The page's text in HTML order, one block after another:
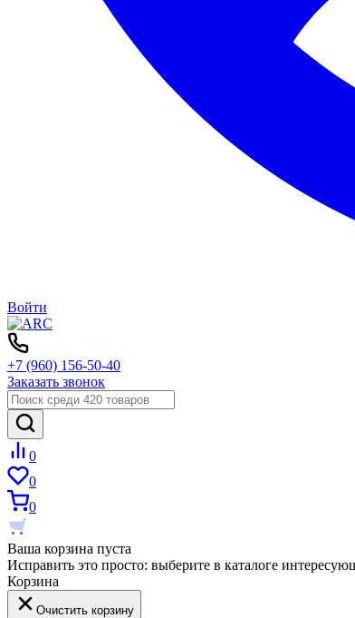
Войти
+7 (960) 156-50-40
Заказать звонок
0
0
0
Ваша корзина пуста
Исправить это просто: выберите в каталоге
Корзина
Очистить корзину